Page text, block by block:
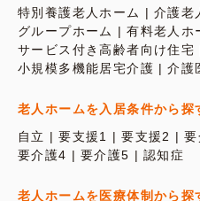
特別養護老人ホーム
介護老
グループホーム
有料老人ホ
サービス付き高齢者向け住宅
小規模多機能居宅介護
介護
老人ホームを入居条件から探
自立
要支援1 要支援2 要
要介護4
要介護5 認知症
老人ホームを医療体制から探